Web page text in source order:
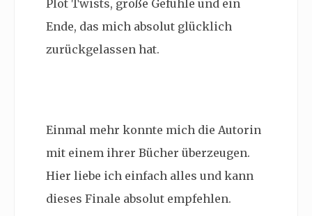
Plot Twists, große Gefühle und ein
Ende, das mich absolut glücklich
zurückgelassen hat.
Einmal mehr konnte mich die Autorin
mit einem ihrer Bücher überzeugen.
Hier liebe ich einfach alles und kann
dieses Finale absolut empfehlen.